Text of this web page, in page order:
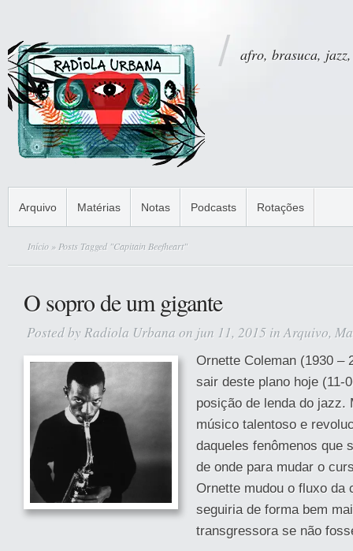
afro, brasuca,
Arquivo Matérias Notas Podcasts Rotações
Início » Posts Tagged "Capitain Beefheart"
O sopro de um gigante
Posted by Radiola Urbana on jun 11, 2015 inArquivo,
Ornette Coleman (1930 –
sair deste plano hoje (11-
posição de lenda do jazz.
músico talentoso e
daqueles fenômenos que
de onde para mudar o
Ornette mudou o fluxo da
seguiria de forma bem
transgressora se não